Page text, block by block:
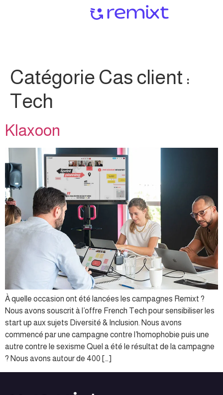
Catégorie Cas client :
Tech
Klaxoon
À quelle occasion ont été lancées les campagnes Remixt ?
Nous avons souscrit à l’offre French Tech pour sensibiliser les
start up aux sujets Diversité & Inclusion. Nous avons
commencé par une campagne contre l’homophobie puis une
autre contre le sexisme Quel a été le résultat de la campagne
? Nous avons autour de 400 […]